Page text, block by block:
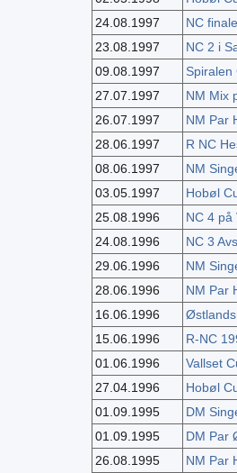
24.08.1997
NC
23.08.1997
NC 2 i
09.08.1997
Spiralen
27.07.1997
NM Mix
26.07.1997
NM Par
28.06.1997
R NC
08.06.1997
NM
03.05.1997
Hobøl
25.08.1996
NC 4 på
24.08.1996
NC 3
29.06.1996
NM
28.06.1996
NM Par
16.06.1996
15.06.1996
R-NC
01.06.1996
Vallset
27.04.1996
Hobøl
01.09.1995
DM
01.09.1995
DM Par
26.08.1995
NM Par